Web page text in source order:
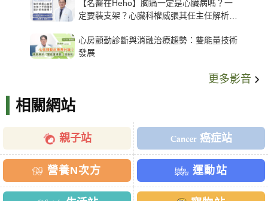
【名醫在Heho】胸痛一定是心臟病嗎？一
定要裝支架？心臟科權威張其任主任解析支
心房顫動診斷與消融治療趨勢：雙能量技術
發展
更多影音
相關網站
親子站 癌症站
營養N次方 運動站